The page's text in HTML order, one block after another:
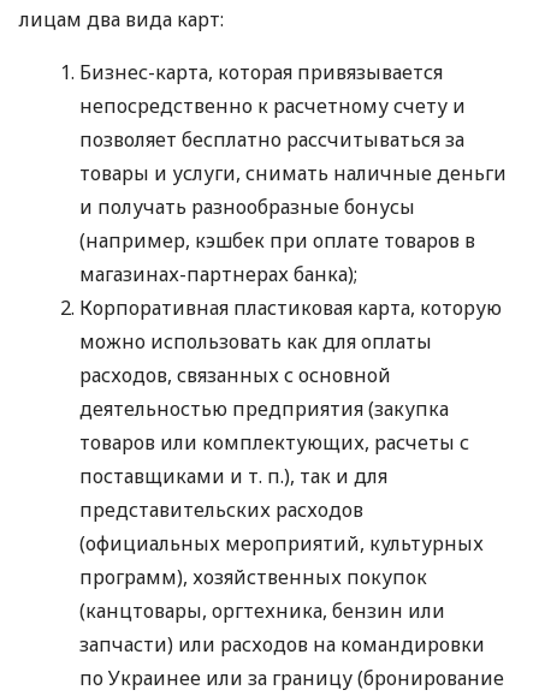
лицам два вида карт:
Бизнес-карта, которая привязывается
непосредственно к расчетному счету и
позволяет бесплатно рассчитываться за
товары и услуги, снимать наличные деньги
и получать разнообразные бонусы
(например, кэшбек при оплате товаров в
магазинах-партнерах банка);
Корпоративная пластиковая карта, которую
можно использовать как для оплаты
расходов, связанных с основной
деятельностью предприятия (закупка
товаров или комплектующих, расчеты с
поставщиками и т. п.), так и для
представительских расходов
(официальных мероприятий, культурных
программ), хозяйственных покупок
(канцтовары, оргтехника, бензин или
запчасти) или расходов на командировки
по Украинее или за границу (бронирование